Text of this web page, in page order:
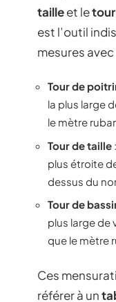
tailleet le
est l’outil
mesures
Tour de
la plus large
le mètre
Tour de taille
plus étroite
dessus du
Tour de
plus large de
que le mètre
Ces
référer à un